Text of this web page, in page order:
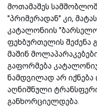
მოთამაშეს
"პრიმერადან" კი,
კატალონიის
ფეხბურთელის შეძენა
მაშინ
გაფორმება
ნამდვილად არ
აღნიშნული
განხორციელდება.